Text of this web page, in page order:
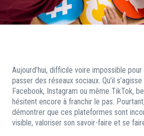
Aujourd’hui, difficile voire impossible
passer des réseaux sociaux. Qu’il
Facebook, Instagram ou même TikTok,
hésitent encore à franchir le pas.
démontrer que ces plateformes sont
visible, valoriser son savoir-faire et se